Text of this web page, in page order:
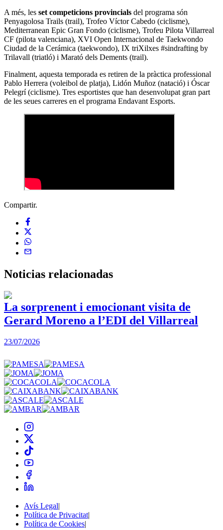
A més, les set competicions provincials del programa són
Penyagolosa Trails (trail), Trofeo Víctor Cabedo (ciclisme),
Mediterranean Epic Gran Fondo (ciclisme), Trofeu Pilota Villarreal
CF (pilota valenciana), XVI Open Internacional de Taekwondo
Ciudad de la Cerámica (taekwondo), IX triXilxes #sindrafting by
Trilavall (triatló) i Marató dels Dements (trail).
Finalment, aquesta temporada es retiren de la pràctica professional
Pablo Herrera (voleibol de platja), Lidón Muñoz (natació) i Óscar
Pelegrí (ciclisme). Tres esportistes que han desenvolupat gran part
de les seues carreres en el programa Endavant Esports.
Compartir.
Noticias relacionadas
La sorprenent i emocionant visita de
Gerard Moreno a l’EDI del Villarreal
23/07/2026
Avís Legal|
Política de Privacitat|
Política de Cookies|